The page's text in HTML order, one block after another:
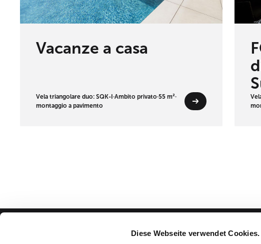
Diese Webseite verwendet Cookies.
Vacanze a casa
Vela triangolare duo: SQK-I·Ambito privato·55 m²·
montaggio a pavimento